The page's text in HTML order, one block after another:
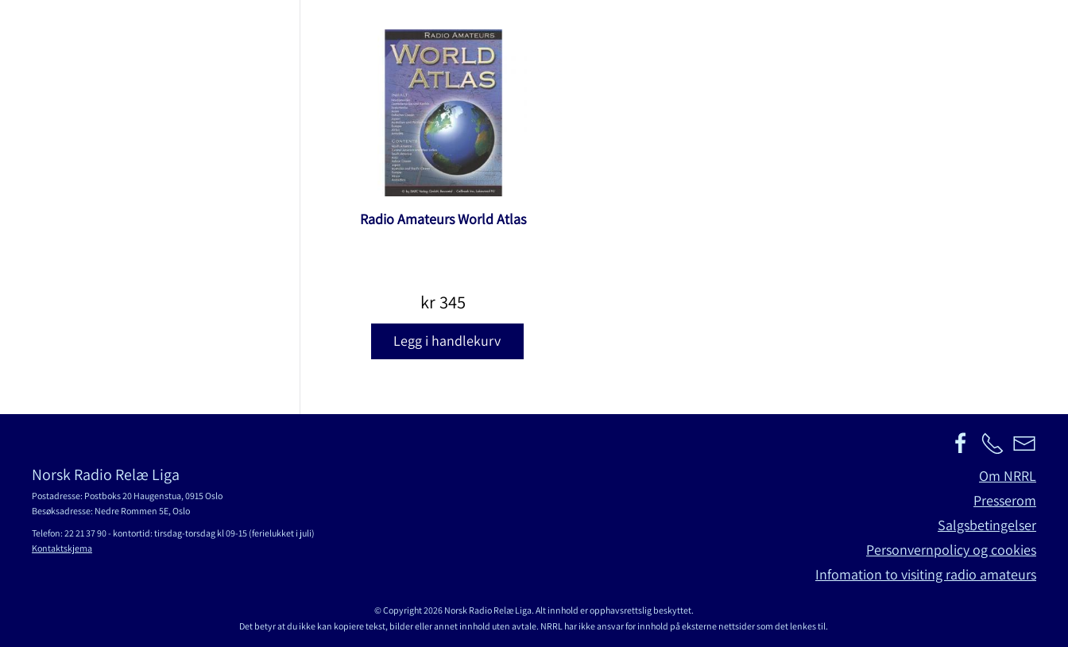
Radio Amateurs World Atlas
kr345
Legg i handlekurv
Norsk Radio Relæ Liga
Postadresse: Postboks 20 Haugenstua, 0915 Oslo
Besøksadresse: Nedre Rommen 5E, Oslo
Telefon: 22 21 37 90 - kontortid: tirsdag-torsdag kl 09-15 (ferielukket i juli)
Kontaktskjema
Om NRRL
Presserom
Salgsbetingelser
Personvernpolicy og cookies
Infomation to visiting radio amateurs
© Copyright 2026 Norsk Radio Relæ Liga. Alt innhold er opphavsrettslig beskyttet.
Det betyr at du ikke kan kopiere tekst, bilder eller annet innhold uten avtale. NRRL har ikke ansvar for innhold på eksterne nettsider som det lenkes til.